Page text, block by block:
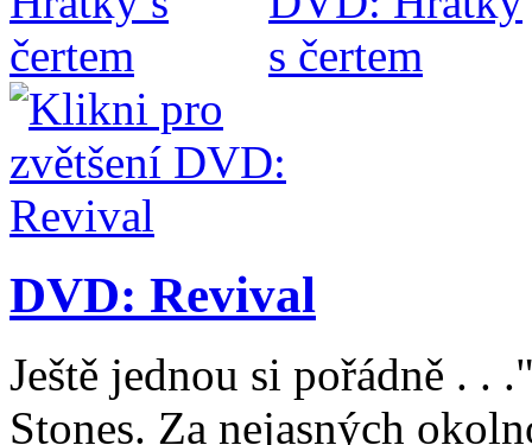
DVD: Revival
Ještě jednou si pořádně . .
Stones. Za nejasných